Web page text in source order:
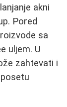
akni
Pored
sa
uljem. U
zahtevati i